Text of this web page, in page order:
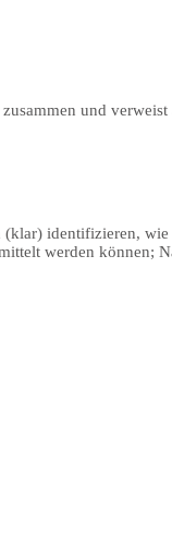
und
identifizieren,
werden können;